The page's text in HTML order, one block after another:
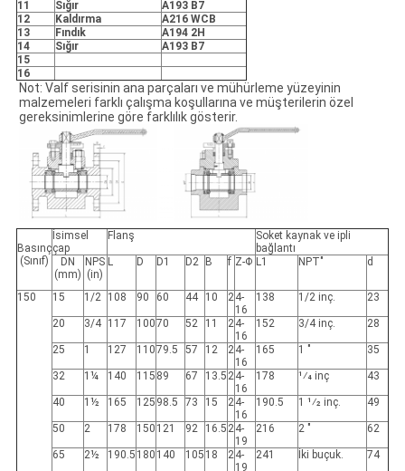
11 Sığır
A193 B7
12
Kaldırma
A216 WCB
13
Fındık
A194 2H
14
Sığır
A193 B7
15
16
Not: Valf serisinin ana parçaları ve mühürleme yüzeyinin
malzemeleri farklı çalışma koşullarına ve müşterilerin özel
gereksinimlerine göre farklılık gösterir.
Basınç
(Sınıf)
İsimsel
çap
Flanş
Soket kaynak ve ipli
bağlantı
DN
(mm)
NPS
(in)
L D D1 D2 B f Z-Φ L1 NPT" d
150 15 1/2 108 90 60 44 10 24-
16
138 1/2 inç. 23
20 3/4 117 10070 52 11 24-
16
152 3/4 inç. 28
25 1 127 11079.5 57 12 24-
16
165 1 " 35
32 1¼ 140 115 89 67 13.5 24-
16
178 1⁄4 inç 43
40 1½ 165 125 98.5 73 15 24-
16
190.5 1 1⁄2 inç. 49
50 2 178 150 121 92 16.5 24-
19
216 2 " 62
65 2½ 190.5 180 140 105 18 24-
19
241 İki buçuk. 74